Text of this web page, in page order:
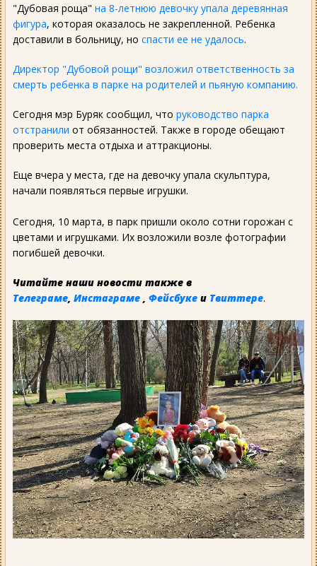
"Дубовая роща" на 8-летнюю девочку упала деревянная
фигура, которая оказалось не закрепленной. Ребенка
доставили в больницу, но спасти ее не удалось.
Директор "Дубовой рощи" возложил ответственность за
смерть ребенка в парке на родителей и пьяную компанию.
Сегодня мэр Буряк сообщил, что руководство парка
отстранили от обязанностей. Также в городе обещают
проверить места отдыха и аттракционы.
Еще вчера у места, где на девочку упала скульптура,
начали появляться первые игрушки.
Сегодня, 10 марта, в парк пришли около сотни горожан с
цветами и игрушками. Их возложили возле фотографии
погибшей девочки.
Читайте наши новости также в
Телеграме Инстаграме Фейсбуке и Твиттере.